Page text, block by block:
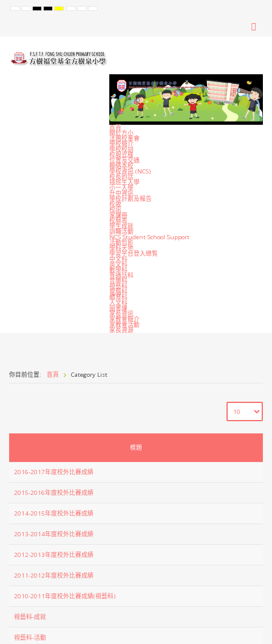
DefaultNightHighHighHighSet Set Set
首頁
關於方小
法團校董會
學校簡介
學校校訓
校服式樣
位置及交通
聯絡本校
學校資訊 (NCS)
校長的話
插班生入學
小一入學
升中資訊
學校計劃及報告
校歌
校訊
家課冊
校曆表
學生成就
訓輔活動
NCS Student School Support
活動剪影
學科天地
學習平台登入總覧
中文科
英文科
數學科
普通話科
音樂科
視藝科
電腦科
體育科
人文科
圖書課
家長資訊
家教會簡介
家教會活動
家長資源
你目前位置: 首頁 Category List
標題
2016-2017年度校外比賽成績
2015-2016年度校外比賽成績
2014-2015年度校外比賽成績
2013-2014年度校外比賽成績
2012-2013年度校外比賽成績
2011-2012年度校外比賽成績
2010-2011年度校外比賽成績(視藝科)
視藝科-成就
視藝科-活動